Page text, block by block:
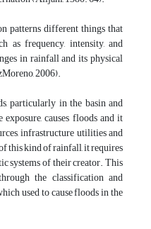
patterns different things that
as frequency, intensity, and
in rainfall and its physical
2006).
particularly in the basin and
causes floods and it
infrastructure utilities and
this kind of rainfall, it requires
systems of their creator. This
the classification and
used to cause floods in the